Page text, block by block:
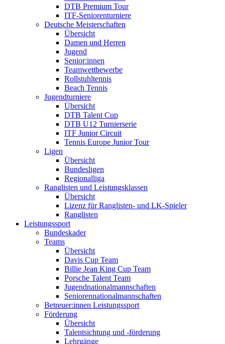
DTB Premium Tour
ITF-Seniorenturniere
Deutsche Meisterschaften
Übersicht
Damen und Herren
Jugend
Senior:innen
Teamwettbewerbe
Rollstuhltennis
Beach Tennis
Jugendturniere
Übersicht
DTB Talent Cup
DTB U12 Turnierserie
ITF Junior Circuit
Tennis Europe Junior Tour
Ligen
Übersicht
Bundesligen
Regionalliga
Ranglisten und Leistungsklassen
Übersicht
Lizenz für Ranglisten- und LK-Spieler
Ranglisten
Leistungssport
Bundeskader
Teams
Übersicht
Davis Cup Team
Billie Jean King Cup Team
Porsche Talent Team
Jugendnationalmannschaften
Seniorennationalmannschaften
Betreuer:innen Leistungssport
Förderung
Übersicht
Talentsichtung und -förderung
Lehrgänge